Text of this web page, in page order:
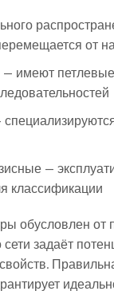
от
— имеют
—
классификации
обусловлен от
задаёт